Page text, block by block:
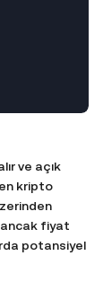
ve açık
kripto
ancak fiyat
potansiyel